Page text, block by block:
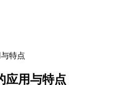
特点
应用与特点